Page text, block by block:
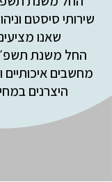
שירותי סיסטם
שאנו
החל משנת
מחשבים איכותיים
היצרנים